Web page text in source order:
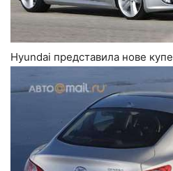
Hyundai представила нове купе